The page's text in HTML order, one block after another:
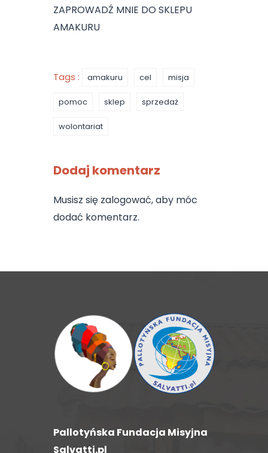
ZAPROWADŹ MNIE DO SKLEPU
AMAKURU
Tags : amakuru cel misja
pomoc sklep sprzedaż
wolontariat
Dodaj komentarz
Musisz się zalogować, aby móc
dodać komentarz.
Pallotyńska Fundacja Misyjna
Salvatti.pl